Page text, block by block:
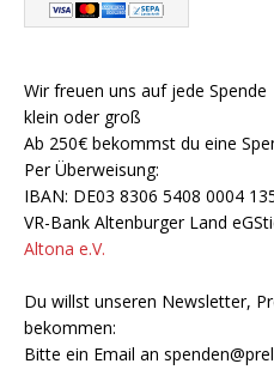
Wir freuen uns auf jede Spende
klein oder groß
Ab 250€ bekommst du eine
Per Überweisung:
IBAN: DE03 8306 5408 0004
VR-Bank Altenburger Land
Altona e.V.
Du willst unseren Newsletter,
bekommen:
Bitte ein Email an